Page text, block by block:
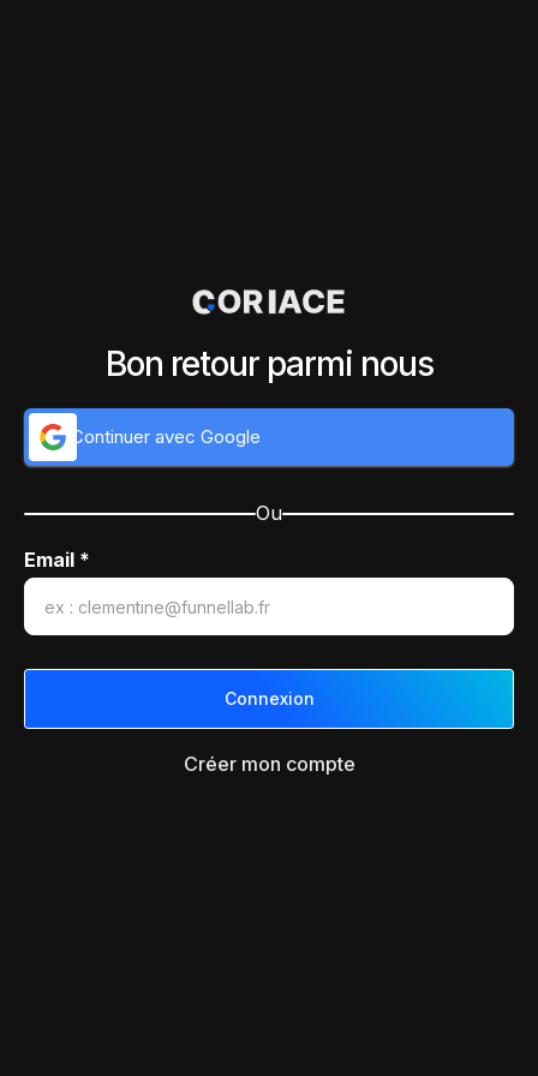
Bon retour parmi nous
Continuer avec Google
Ou
Email *
Créer mon compte